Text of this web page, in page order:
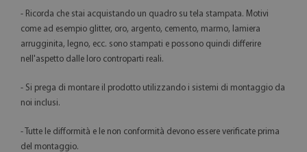
- Ricorda che stai acquistando un quadro su tela stampata. Motivi
come ad esempio glitter, oro, argento, cemento, marmo, lamiera
arrugginita, legno, ecc. sono stampati e possono quindi differire
nell'aspetto dalle loro controparti reali.
- Si prega di montare il prodotto utilizzando i sistemi di montaggio da
noi inclusi.
- Tutte le difformità e le non conformità devono essere verificate prima
del montaggio.